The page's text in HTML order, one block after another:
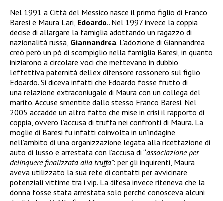
Nel 1991 a Città del Messico nasce il primo figlio di Franco
Baresi e Maura Lari, Edoardo.. Nel 1997 invece la coppia
decise di allargare la famiglia adottando un ragazzo di
nazionalità russa, Giannandrea. L’adozione di Giannandrea
creò però un pò di scompiglio nella famiglia Baresi, in quanto
iniziarono a circolare voci che mettevano in dubbio
l’effettiva paternità dell’ex difensore rossonero sul figlio
Edoardo. Si diceva infatti che Edoardo fosse frutto di
una relazione extraconiugale di Maura con un collega del
marito. Accuse smentite dallo stesso Franco Baresi. Nel
2005 accadde un altro fatto che mise in crisi il rapporto di
coppia, ovvero l’accusa di truffa nei confronti di Maura. La
moglie di Baresi fu infatti coinvolta in un’indagine
nell’ambito di una organizzazione legata alla ricettazione di
auto di lusso e arrestata con l’accusa di “associazione per
delinquere finalizzata alla truffa”: per gli inquirenti, Maura
aveva utilizzato la sua rete di contatti per avvicinare
potenziali vittime tra i vip. La difesa invece riteneva che la
donna fosse stata arrestata solo perché conosceva alcuni